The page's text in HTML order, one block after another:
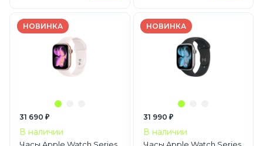
НОВИНКА
31 690 ₽
В наличии
НОВИНКА
31 990 ₽
В наличии